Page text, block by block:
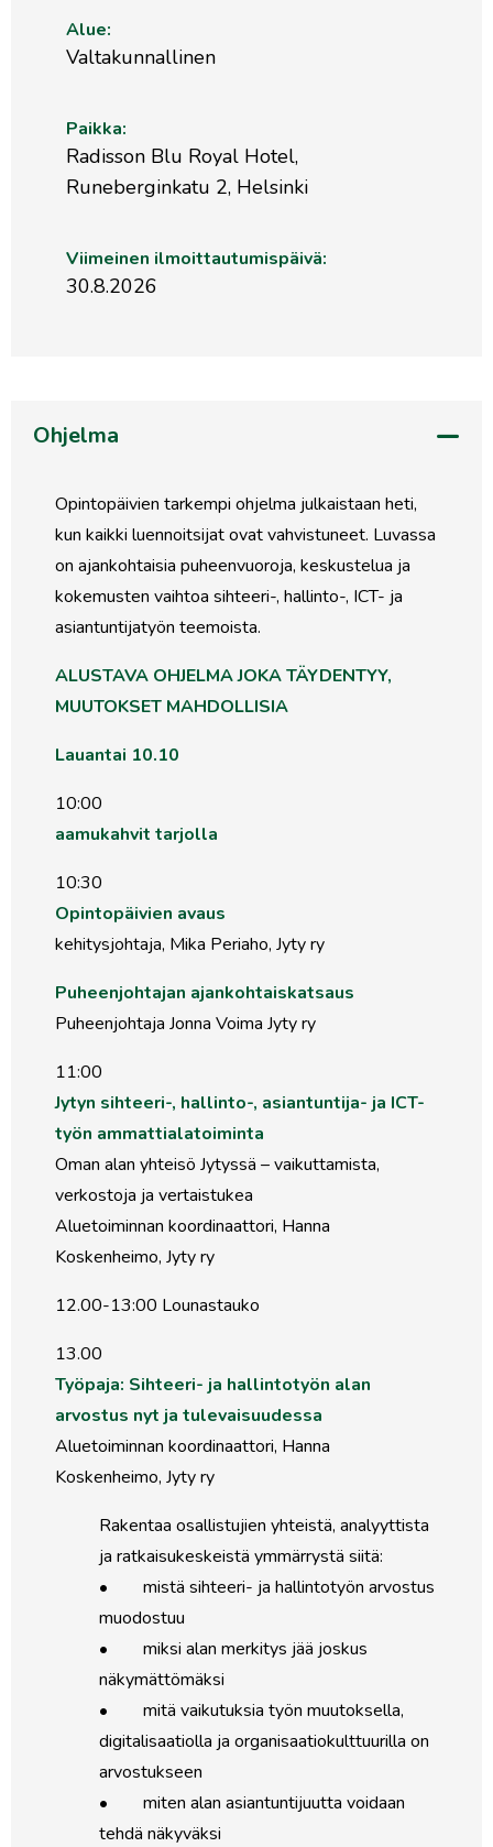
Alue:
Valtakunnallinen
Paikka:
Radisson Blu Royal Hotel,
Runeberginkatu 2, Helsinki
Viimeinen ilmoittautumispäivä:
30.8.2026
Ohjelma
Opintopäivien tarkempi ohjelma julkaistaan heti,
kun kaikki luennoitsijat ovat vahvistuneet. Luvassa
on ajankohtaisia puheenvuoroja, keskustelua ja
kokemusten vaihtoa sihteeri-, hallinto-, ICT- ja
asiantuntijatyön teemoista.
ALUSTAVA OHJELMA JOKA TÄYDENTYY,
MUUTOKSET MAHDOLLISIA
Lauantai 10.10
10:00
aamukahvit tarjolla
10:30
Opintopäivien avaus
kehitysjohtaja, Mika Periaho, Jyty ry
Puheenjohtajan ajankohtaiskatsaus
Puheenjohtaja Jonna Voima Jyty ry
11:00
Jytyn sihteeri-, hallinto-, asiantuntija- ja ICT-
työn ammattialatoiminta
Oman alan yhteisö Jytyssä – vaikuttamista,
verkostoja ja vertaistukea
Aluetoiminnan koordinaattori, Hanna
Koskenheimo, Jyty ry
12.00-13:00 Lounastauko
13.00
Työpaja: Sihteeri- ja hallintotyön alan
arvostus nyt ja tulevaisuudessa
Aluetoiminnan koordinaattori, Hanna
Koskenheimo, Jyty ry
Rakentaa osallistujien yhteistä, analyyttista
ja ratkaisukeskeistä ymmärrystä siitä:
• mistä sihteeri- ja hallintotyön arvostus
muodostuu
• miksi alan merkitys jää joskus
näkymättömäksi
• mitä vaikutuksia työn muutoksella,
digitalisaatiolla ja organisaatiokulttuurilla on
arvostukseen
• miten alan asiantuntijuutta voidaan
tehdä näkyväksi